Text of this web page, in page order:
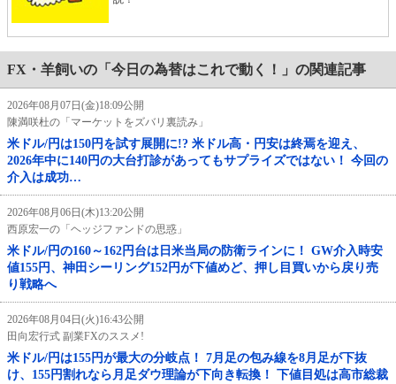
FX・羊飼いの「今日の為替はこれで動く！」の関連記事
2026年08月07日(金)18:09公開
陳満咲杜の「マーケットをズバリ裏読み」
米ドル/円は150円を試す展開に!? 米ドル高・円安は終焉を迎え、
2026年中に140円の大台打診があってもサプライズではない！ 今回の
介入は成功…
2026年08月06日(木)13:20公開
西原宏一の「ヘッジファンドの思惑」
米ドル/円の160～162円台は日米当局の防衛ラインに！ GW介入時安
値155円、神田シーリング152円が下値めど、押し目買いから戻り売
り戦略へ
2026年08月04日(火)16:43公開
田向宏行式 副業FXのススメ!
米ドル/円は155円が最大の分岐点！ 7月足の包み線を8月足が下抜
け、155円割れなら月足ダウ理論が下向き転換！ 下値目処は高市総裁